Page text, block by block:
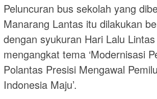
Peluncuran bus sekolah yang
Manarang Lantas itu dilakukan
dengan syukuran Hari Lalu
mengangkat tema ‘Modernisasi
Polantas Presisi Mengawal
Indonesia Maju’.